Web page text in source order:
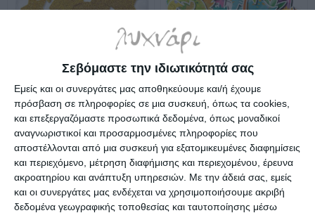
Σεβόμαστε την ιδιωτικότητά σας
Εμείς και οι συνεργάτες μας αποθηκεύουμε και/ή έχουμε
πρόσβαση σε πληροφορίες σε μια συσκευή, όπως τα cookies,
και επεξεργαζόμαστε προσωπικά δεδομένα, όπως μοναδικοί
αναγνωριστικοί και προσαρμοσμένες πληροφορίες που
αποστέλλονται από μια συσκευή για εξατομικευμένες διαφημίσεις
και περιεχόμενο, μέτρηση διαφήμισης και περιεχομένου, έρευνα
ακροατηρίου και ανάπτυξη υπηρεσιών. Με την άδειά σας, εμείς
και οι συνεργάτες μας ενδέχεται να χρησιμοποιήσουμε ακριβή
δεδομένα γεωγραφικής τοποθεσίας και ταυτοποίησης μέσω
Αφρώδη Lebez
αυτοκόλλητα αστέρια
20τεμ. χρυσό
Διαθέσιμο
2,80€
Αφρώδη αυτοκόλλητα
Smoothy 30τεμ. Dinosaurs
290117
Διαθέσιμο
2,09€